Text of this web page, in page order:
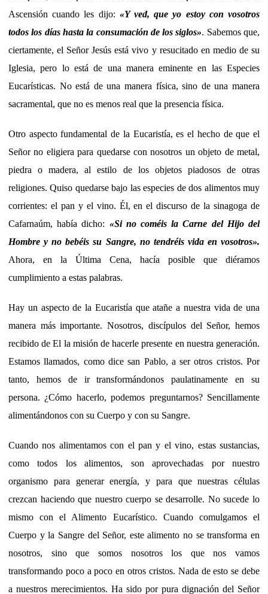
Ascensión cuando les dijo: «Y ved, que yo estoy con vosotros
todos los días hasta la consumación de los siglos». Sabemos que,
ciertamente, el Señor Jesús está vivo y resucitado en medio de su
Iglesia, pero lo está de una manera eminente en las Especies
Eucarísticas. No está de una manera física, sino de una manera
sacramental, que no es menos real que la presencia física.
Otro aspecto fundamental de la Eucaristía, es el hecho de que el
Señor no eligiera para quedarse con nosotros un objeto de metal,
piedra o madera, al estilo de los objetos piadosos de otras
religiones. Quiso quedarse bajo las especies de dos alimentos muy
corrientes: el pan y el vino. Él, en el discurso de la sinagoga de
Cafarnaúm, había dicho: «Si no coméis la Carne del Hijo del
Hombre y no bebéis su Sangre, no tendréis vida en vosotros».
Ahora, en la Última Cena, hacía posible que diéramos
cumplimiento a estas palabras.
Hay un aspecto de la Eucaristía que atañe a nuestra vida de una
manera más importante. Nosotros, discípulos del Señor, hemos
recibido de El la misión de hacerle presente en nuestra generación.
Estamos llamados, como dice san Pablo, a ser otros cristos. Por
tanto, hemos de ir transformándonos paulatinamente en su
persona. ¿Cómo hacerlo, podemos preguntarnos? Sencillamente
alimentándonos con su Cuerpo y con su Sangre.
Cuando nos alimentamos con el pan y el vino, estas sustancias,
como todos los alimentos, son aprovechadas por nuestro
organismo para generar energía, y para que nuestras células
crezcan haciendo que nuestro cuerpo se desarrolle. No sucede lo
mismo con el Alimento Eucarístico. Cuando comulgamos el
Cuerpo y la Sangre del Señor, este alimento no se transforma en
nosotros, sino que somos nosotros los que nos vamos
transformando poco a poco en otros cristos. Nada de esto se debe
a nuestros merecimientos. Ha sido por pura dignación del Señor